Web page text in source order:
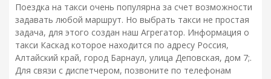
Поездка на такси очень популярна за счет возможности
задавать любой маршрут. Но выбрать такси не простая
задача, для этого создан наш Агрегатор. Информация о
такси Каскад которое находится по адресу Россия,
Алтайский край, город Барнаул, улица Деповская, дом 7;.
Для связи с диспетчером, позвоните по телефонам